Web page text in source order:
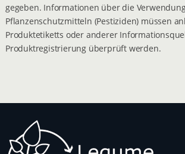
gegeben. Informationen über die
Pflanzenschutzmitteln (Pestiziden) müssen
Produktetiketts oder anderer
Produktregistrierung überprüft werden.